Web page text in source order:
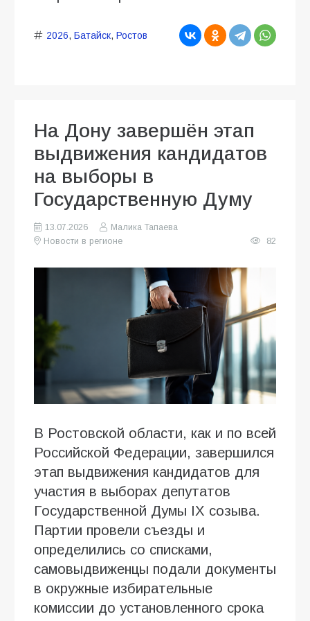
2026, Батайск, Ростов
На Дону завершён этап
выдвижения кандидатов
на выборы в
Государственную Думу
13.07.2026
Малика Тапаева
Новости в регионе
82
В Ростовской области, как и по всей
Российской Федерации, завершился
этап выдвижения кандидатов для
участия в выборах депутатов
Государственной Думы IX созыва.
Партии провели съезды и
определились со списками,
самовыдвиженцы подали документы
в окружные избирательные
комиссии до установленного срока